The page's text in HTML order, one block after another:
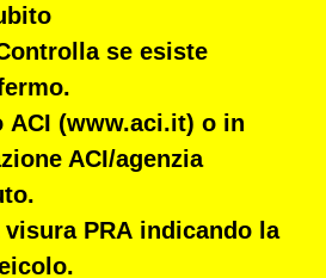
se esiste
ACI (www.aci.it) o in
ACI/agenzia
.
visura PRA indicando la